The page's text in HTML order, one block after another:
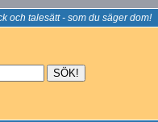
och talesätt - som du säger dom!